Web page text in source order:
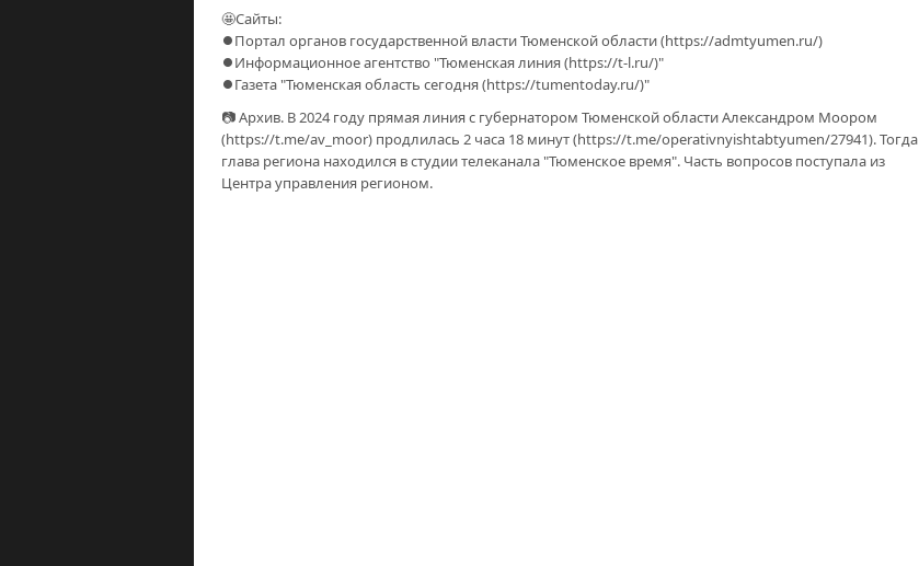
🤩Сайты:
⏺Портал органов государственной власти Тюменской области (https://admtyumen.ru/)
⏺Информационное агентство "Тюменская линия (https://t-l.ru/)"
⏺Газета "Тюменская область сегодня (https://tumentoday.ru/)"
📷 Архив. В 2024 году прямая линия с губернатором Тюменской области Александром Моором
(https://t.me/av_moor) продлилась 2 часа 18 минут (https://t.me/operativnyishtabtyumen/27941). Тогда
глава региона находился в студии телеканала "Тюменское время". Часть вопросов поступала из
Центра управления регионом.